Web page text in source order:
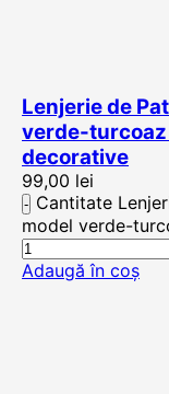
Lenjerie de
verde-
decorative
99,00 lei
Cantitate
model verde-
Adaugă în coș